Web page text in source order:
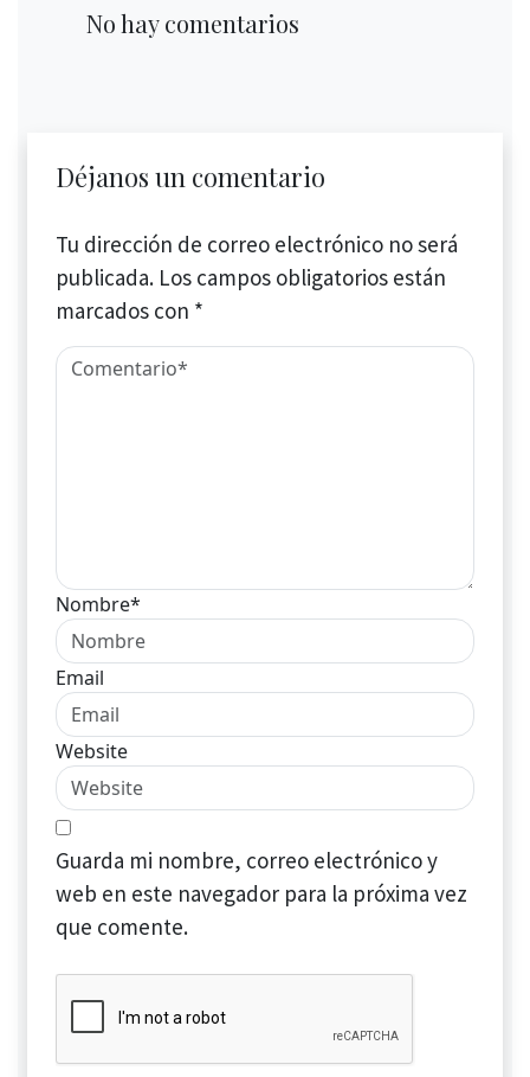
No hay comentarios
Déjanos un comentario
Tu dirección de correo electrónico no será
publicada. Los campos obligatorios están
marcados con *
Nombre*
Email
Website
Guarda mi nombre, correo electrónico y
web en este navegador para la próxima vez
que comente.